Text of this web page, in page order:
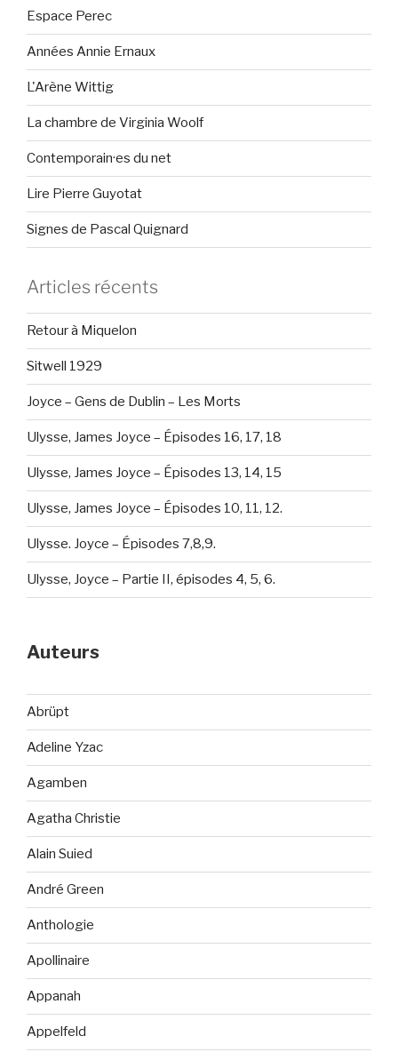
Espace Perec
Années Annie Ernaux
L'Arène Wittig
La chambre de Virginia Woolf
Contemporain·es du net
Lire Pierre Guyotat
Signes de Pascal Quignard
Articles récents
Retour à Miquelon
Sitwell 1929
Joyce – Gens de Dublin – Les Morts
Ulysse, James Joyce – Épisodes 16, 17, 18
Ulysse, James Joyce – Épisodes 13, 14, 15
Ulysse, James Joyce – Épisodes 10, 11, 12.
Ulysse. Joyce – Épisodes 7,8,9.
Ulysse, Joyce – Partie II, épisodes 4, 5, 6.
Auteurs
Abrüpt
Adeline Yzac
Agamben
Agatha Christie
Alain Suied
André Green
Anthologie
Apollinaire
Appanah
Appelfeld